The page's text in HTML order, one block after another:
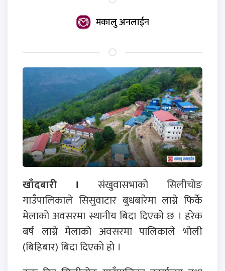
मकालु अनलाईन
खाँदबारी । संखुवासभाकाे सिलीचाेङ
गाउँपालिकाले सिसुवाटार बुधबारेमा लाग्ने फिर्के
मेलाकाे अवसरमा स्थानीय बिदा दिएकाे छ । हरेक
बर्ष लाग्ने मेलाकाे अवसरमा पालिकाले भाेली
(बिहिबार) बिदा दिएकाे हाे ।